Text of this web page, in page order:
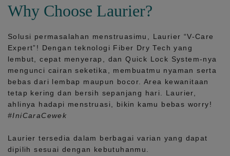
Why Choose Laurier?
Solusi permasalahan menstruasimu, Laurier “V-Care
Expert”! Dengan teknologi Fiber Dry Tech yang
lembut, cepat menyerap, danQuick Lock System-nya
mengunci cairan seketika, membuatmu nyaman serta
bebas dari lembap maupun bocor. Area kewanitaan
tetap kering dan bersih sepanjang hari.
Laurier,
ahlinya hadapi menstruasi, bikin kamu bebas worry!
#IniCaraCewek
Laurier tersedia dalam berbagai varian yang dapat
dipilih sesuai dengan kebutuhanmu.